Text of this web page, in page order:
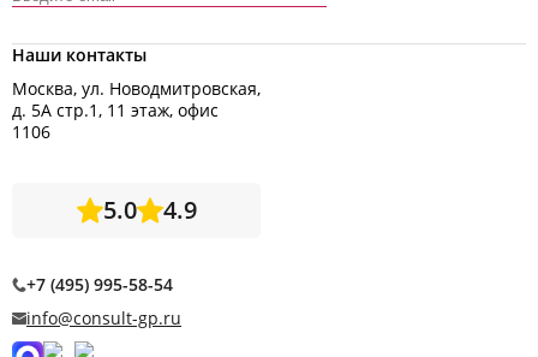
Наши контакты
Москва, ул. Новодмитровская,
д. 5А стр.1, 11 этаж, офис
1106
5.0 4.9
+7 (495) 995-58-54
info@consult-gp.ru